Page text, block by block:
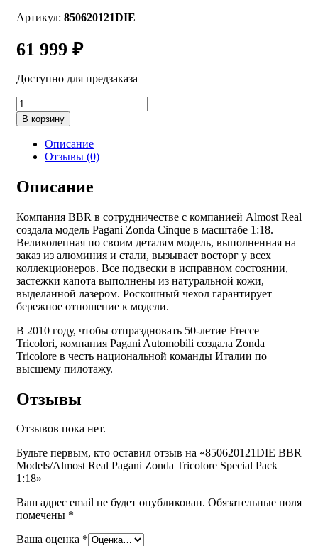
Артикул: 850620121DIE
61 999 ₽
Доступно для предзаказа
Количество
товара
850620121DIE
BBR
Models/Almost
Pagani
Zonda
Special
Pack
1:18
В корзину
Описание
Отзывы (0)
Описание
Компания BBR в сотрудничестве с компанией Almost Real
создала модель Pagani Zonda Cinque в масштабе 1:18.
Великолепная по своим деталям модель, выполненная на
заказ из алюминия и стали, вызывает восторг у всех
коллекционеров. Все подвески в исправном состоянии,
застежки капота выполнены из натуральной кожи,
выделанной лазером. Роскошный чехол гарантирует
бережное отношение к модели.
В 2010 году, чтобы отпраздновать 50-летие Frecce
Tricolori, компания Pagani Automobili создала Zonda
Tricolore в честь национальной команды Италии по
высшему пилотажу.
Отзывы
Отзывов пока нет.
Будьте первым, кто оставил отзыв на «850620121DIE BBR
Models/Almost Real Pagani Zonda Tricolore Special Pack
1:18»
Ваш адрес email не будет опубликован. Обязательные поля
помечены *
Ваша оценка *